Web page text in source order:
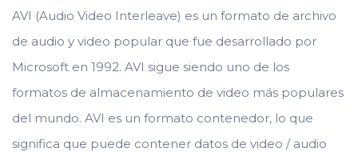
AVI (Audio Video Interleave) es un formato de archivo
de audio y video popular que fue desarrollado por
Microsoft en 1992. AVI sigue siendo uno de los
formatos de almacenamiento de video más populares
del mundo. AVI es un formato contenedor, lo que
significa que puede contener datos de video / audio